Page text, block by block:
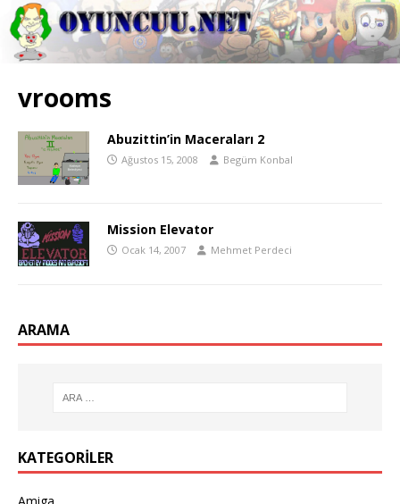
vrooms
Abuzittin’in Maceraları 2
Ağustos 15, 2008 Begüm Konbal
Mission Elevator
Ocak 14, 2007 Mehmet Perdeci
ARAMA
KATEGORILER